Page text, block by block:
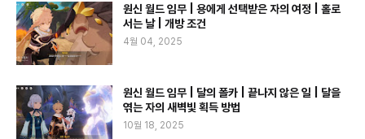
원신 월드 임무 | 용에게 선택받은 자의 여정 | 홀로
서는 날 | 개방 조건
4월 04, 2025
원신 월드 임무 | 달의 폴카 | 끝나지 않은 일 | 달을
엮는 자의 새벽빛 획득 방법
10월 18, 2025